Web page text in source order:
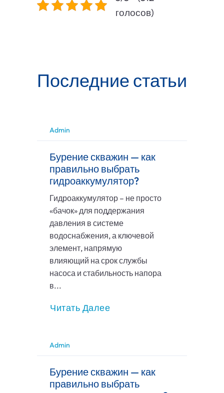
голосов)
Последние статьи
Admin
Бурение скважин — как
правильно выбрать
гидроаккумулятор?
Гидроаккумулятор – не просто
«бачок» для поддержания
давления в системе
водоснабжения, а ключевой
элемент, напрямую
влияющий на срок службы
насоса и стабильность напора
в...
Читать Далее
Admin
Бурение скважин — как
правильно выбрать